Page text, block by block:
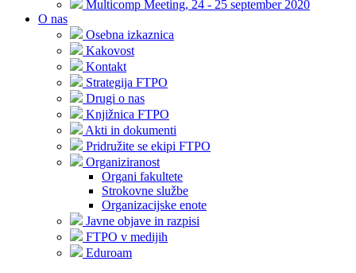
Multicomp Meeting, 24 - 25 september 2020
O nas
Osebna izkaznica
Kakovost
Kontakt
Strategija FTPO
Drugi o nas
Knjižnica FTPO
Akti in dokumenti
Pridružite se ekipi FTPO
Organiziranost
Organi fakultete
Strokovne službe
Organizacijske enote
Javne objave in razpisi
FTPO v medijih
Eduroam